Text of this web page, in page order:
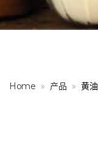
Home 产品 黄油